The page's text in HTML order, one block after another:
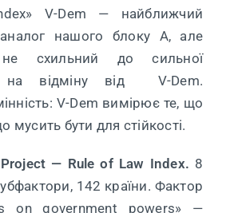
V-Dem — найближчий
нашого блоку A, але
схильний до сильної
на відміну від V-Dem.
V-Dem вимірює те, що
бути для стійкості.
— Rule of Law Index. 8
142 країни. Фактор
on government powers» —